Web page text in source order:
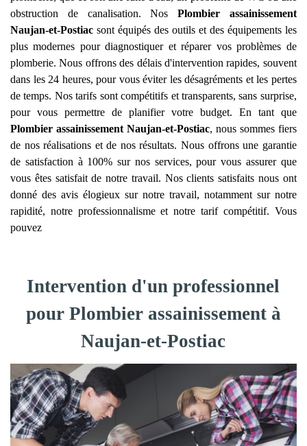
obstruction de canalisation. Nos Plombier assainissement
Naujan-et-Postiac sont équipés des outils et des équipements les
plus modernes pour diagnostiquer et réparer vos problèmes de
plomberie. Nous offrons des délais d'intervention rapides, souvent
dans les 24 heures, pour vous éviter les désagréments et les pertes
de temps. Nos tarifs sont compétitifs et transparents, sans surprise,
pour vous permettre de planifier votre budget. En tant que
Plombier assainissement Naujan-et-Postiac, nous sommes fiers
de nos réalisations et de nos résultats. Nous offrons une garantie
de satisfaction à 100% sur nos services, pour vous assurer que
vous êtes satisfait de notre travail. Nos clients satisfaits nous ont
donné des avis élogieux sur notre travail, notamment sur notre
rapidité, notre professionnalisme et notre tarif compétitif. Vous
pouvez
Intervention d'un professionnel
pour Plombier assainissement à
Naujan-et-Postiac